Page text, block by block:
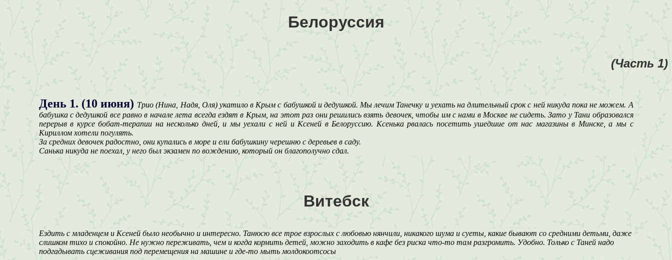
Белоруссия
(Часть 1)
День 1. (10 июня) Трио (Нина, Надя, Оля) укатило в Крым с бабушкой и дедушкой. Мы лечим Танечку и уехать на длительный срок с ней никуда пока не можем. А
бабушка с дедушкой все равно в начале лета всегда ездят в Крым, на этот раз они решились взять девочек, чтобы им с нами в Москве не сидеть. Зато у Тани образовался
перерыв в курсе бобат-терапии на несколько дней, и мы уехали с ней и Ксеней в Белоруссию. Ксенька рвалась посетить ушедшие от нас магазины в Минске, а мы с
Кириллом хотели погулять.
За средних девочек радостно, они купались в море и ели бабушкину черешню с деревьев в саду.
Санька никуда не поехал, у него был экзамен по вождению, который он благополучно сдал.
Витебск
Ездить с младенцем и Ксеней было необычно и интересно. Танюсю все трое взрослых с любовью нянчили, никакого шума и суеты, какие бывают со средними детьми, даже
слишком тихо и спокойно. Не нужно переживать, чем и когда кормить детей, можно заходить в кафе без риска что-то там разгромить. Удобно. Только с Таней надо
подгадывать сцеживания под перемещения на машине и где-то мыть молдокоотсосы